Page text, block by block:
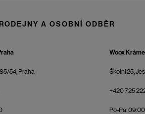
A OSOBNÍ ODBĚR
54, Praha
Woox
Školní 25,
+420 725
Po-Pá: